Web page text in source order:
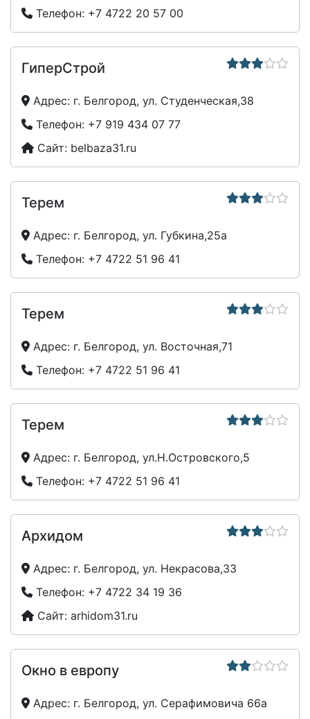
Телефон: +7 4722 20 57 00
ГиперСтрой
Адрес: г. Белгород, ул. Студенческая,38
Телефон: +7 919 434 07 77
Сайт: belbaza31.ru
Терем
Адрес: г. Белгород, ул. Губкина,25а
Телефон: +7 4722 51 96 41
Терем
Адрес: г. Белгород, ул. Восточная,71
Телефон: +7 4722 51 96 41
Терем
Адрес: г. Белгород, ул.Н.Островского,5
Телефон: +7 4722 51 96 41
Архидом
Адрес: г. Белгород, ул. Некрасова,33
Телефон: +7 4722 34 19 36
Сайт: arhidom31.ru
Окно в европу
Адрес: г. Белгород, ул. Серафимовича 66а